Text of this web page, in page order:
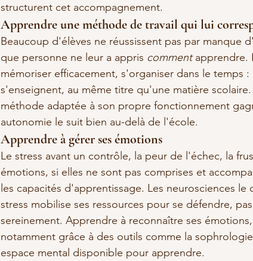
structurent cet accompagnement.
Apprendre une méthode de travail qui lui
Beaucoup d'élèves ne réussissent pas par manque
que personne ne leur a appris comment apprendre.
mémoriser efficacement, s'organiser dans le temps
s'enseignent, au même titre qu'une matière
méthode adaptée à son propre fonctionnement
autonomie le suit bien au-delà de l'école.
Apprendre à gérer ses émotions
Le stress avant un contrôle, la peur de l'échec, la
émotions, si elles ne sont pas comprises et
les capacités d'apprentissage. Les neurosciences
stress mobilise ses ressources pour se défendre,
sereinement. Apprendre à reconnaître ses
notamment grâce à des outils comme la
espace mental disponible pour apprendre.